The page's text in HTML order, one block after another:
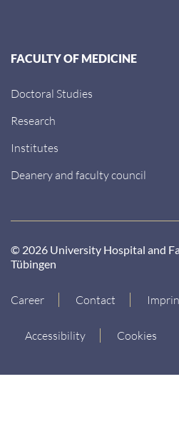
FACULTY OF MEDICINE
Doctoral Studies
Research
Institutes
Deanery and faculty council
© 2026 University Hospital and
Tübingen
Career Contact
Accessibility Cookies